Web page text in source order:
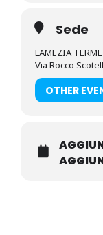
Sede
LAMEZIA
Via Rocco
OTHER